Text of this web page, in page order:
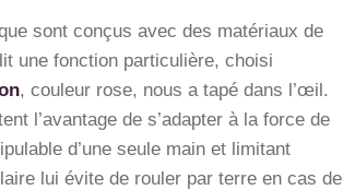
sont conçus avec des matériaux de
une fonction particulière, choisi
, couleur rose, nous a tapé dans l’œil.
l’avantage de s’adapter à la force de
d’une seule main et limitant
lui évite de rouler par terre en cas de